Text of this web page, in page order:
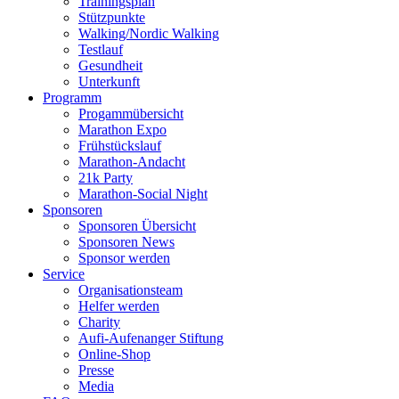
Stützpunkte
Walking/Nordic Walking
Testlauf
Gesundheit
Unterkunft
Programm
Progammübersicht
Marathon Expo
Frühstückslauf
Marathon-Andacht
21k Party
Marathon-Social Night
Sponsoren
Sponsoren Übersicht
Sponsoren News
Sponsor werden
Service
Organisationsteam
Helfer werden
Charity
Aufi-Aufenanger Stiftung
Online-Shop
Presse
Media